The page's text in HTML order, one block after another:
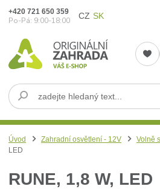
CZ SK
+420 721 650 359
Po-Pá: 9:00-18:00
Úvod Zahradní osvětlení - 12V Volně
LED
RUNE, 1,8 W, LED